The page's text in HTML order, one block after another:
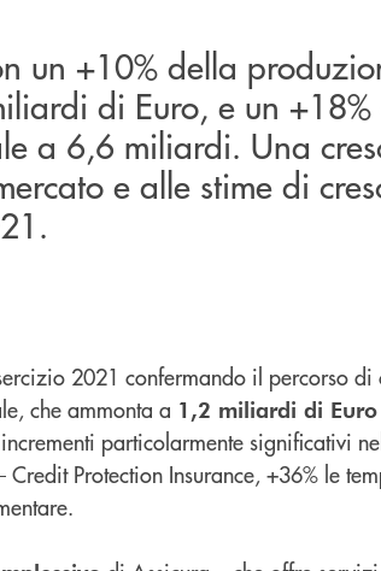
un +10% della
di Euro, e un
a 6,6 miliardi. Una
e alle stime di
2021 confermando il percorso
che ammonta a 1,2 miliardi di
particolarmente significativi
Protection Insurance, +36% le